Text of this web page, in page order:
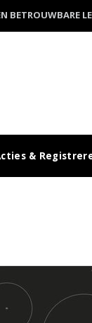
BETROUWBARE
&